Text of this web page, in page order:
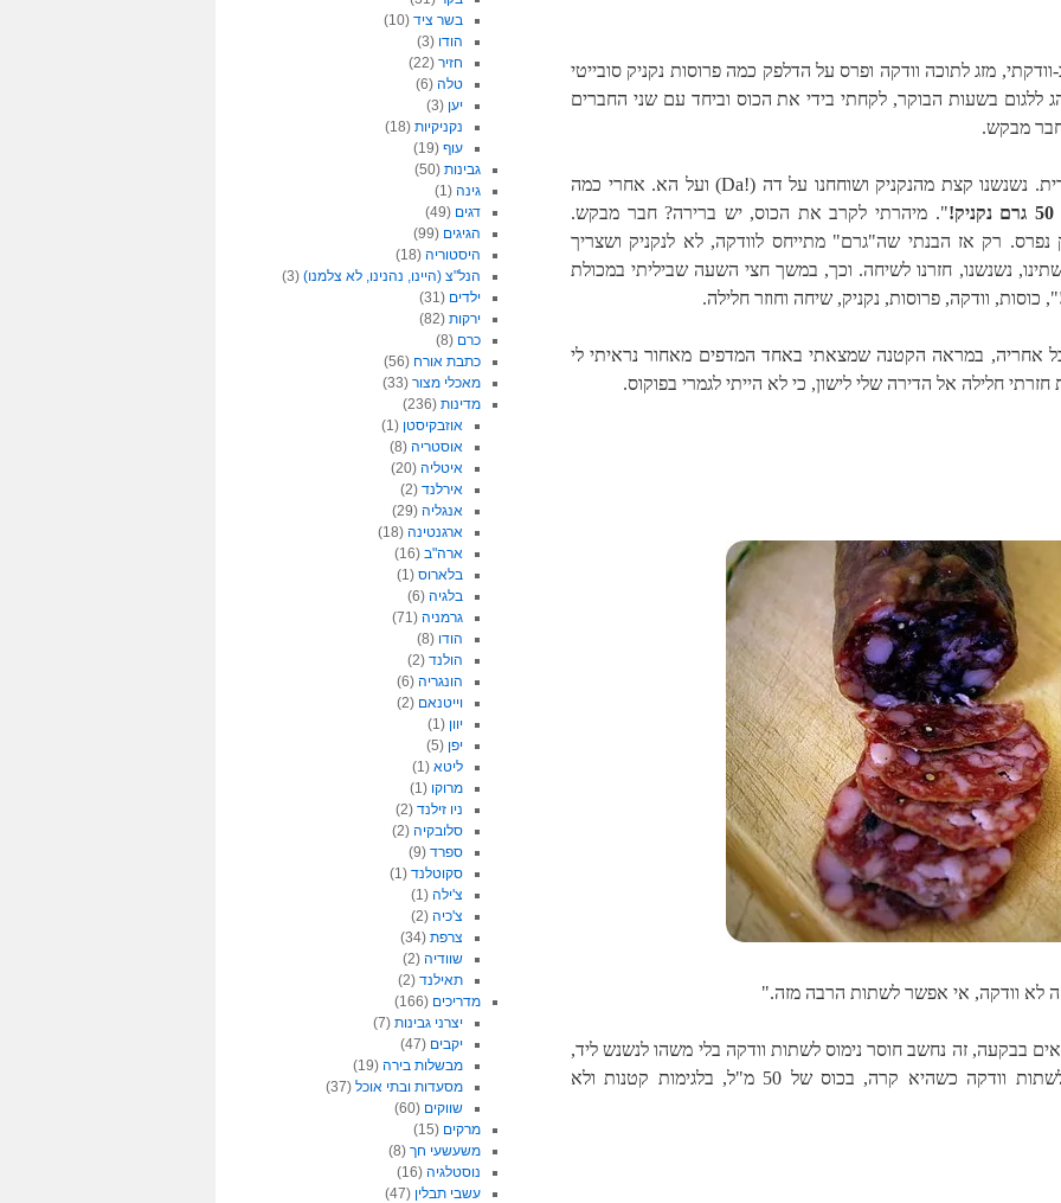
מזג לתוכה וודקה ופרס על הדלפק כמה פרוסות נקניק סובייטי
ללגום בשעות הבוקר, לקחתי בידי את הכוס וביחד עם שני החברים
מבקש.
הצטרפתי לשיחה שעברה למעני לעברית. נשנשנו קצת מהנקניק ושוחחנו על דה (!Da) ועל הא. אחרי כמה
". מיהרתי לקרב את הכוס, יש ברירה? חבר מבקש.
נפרס. רק אז הבנתי שה"גרם" מתייחס לוודקה, לא לנקניק ושצריך
נשנשנו, חזרנו לשיחה. וכך, במשך חצי השעה שביליתי במכולת
", כוסות, וודקה, פרוסות, נקניק, שיחה וחוזר חלילה.
אחריה, במראה הקטנה שמצאתי באחד המדפים מאחור נראיתי לי
חלילה אל הדירה שלי לישון, כי לא הייתי לגמרי בפוקוס.
לא וודקה, אי אפשר לשתות הרבה מזה."
בבקעה, זה נחשב חוסר נימוס לשתות וודקה בלי משהו לנשנש ליד,
רצוי שומני, מלוח או חמוץ. כן נכון לשתות וודקה כשהיא קרה, בכוס של 50 מ"ל, בלגימות קטנות ולא
בשר ציד (10)
הודו (3)
חזיר (22)
טלה (6)
יען (3)
נקניקיות (18)
עוף (19)
גבינות(50)
גינה(1)
דגים (49)
הגיגים (99)
היסטוריה(18)
הנל"צ (היינו, נהנינו, לא צלמנו)(3)
ילדים (31)
ירקות(82)
כרם (8)
כתבת אורח (56)
מאכלי מצור(33)
מדינות(236)
אוזבקיסטן (1)
אוסטריה (8)
איטליה (20)
אירלנד (2)
אנגליה (29)
ארגנטינה (18)
ארה"ב (16)
בלארוס (1)
בלגיה (6)
גרמניה (71)
הודו (8)
הולנד (2)
הונגריה (6)
וייטנאם (2)
יוון (1)
יפן (5)
ליטא (1)
מרוקו (1)
ניו זילנד (2)
סלובקיה (2)
ספרד (9)
סקוטלנד (1)
צ'ילה (1)
צ'כיה (2)
צרפת (34)
שוודיה (2)
תאילנד (2)
מדריכים (166)
יצרני גבינות (7)
יקבים (47)
מבשלות בירה (19)
מסעדות ובתי אוכל (37)
שווקים (60)
מרקים (15)
משעשעי חך(8)
נוסטלגיה(16)
עשבי תבלין (47)